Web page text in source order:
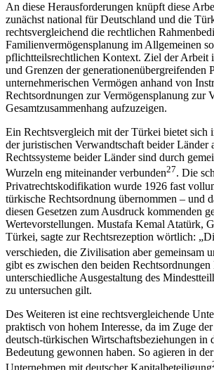
An diese Herausforderungen knüpft diese
zunächst national für Deutschland und die
rechtsvergleichend die rechtlichen
Familienvermögensplanung im Allgemeinen
pflichtteilsrechtlichen Kontext. Ziel der Arbeit
und Grenzen der generationenübergreifenden
unternehmerischen Vermögen anhand von
Rechtsordnungen zur Vermögensplanung zur
Gesamtzusammenhang aufzuzeigen.
Ein Rechtsvergleich mit der Türkei bietet sich
der juristischen Verwandtschaft beider Länder
Rechtssysteme beider Länder sind durch
Wurzeln eng miteinander verbunden27. Die
Privatrechtskodifikation wurde 1926 fast
türkische Rechtsordnung übernommen – und
diesen Gesetzen zum Ausdruck kommenden
Wertevorstellungen. Mustafa Kemal Atatürk,
Türkei, sagte zur Rechtsrezeption wörtlich:
verschieden, die Zivilisation aber gemeinsam
gibt es zwischen den beiden
unterschiedliche Ausgestaltung des
zu untersuchen gilt.
Des Weiteren ist eine rechtsvergleichende
praktisch von hohem Interesse, da im Zuge
deutsch-türkischen Wirtschaftsbeziehungen in
Bedeutung gewonnen haben. So agieren in